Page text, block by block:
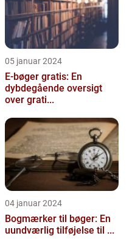
05 januar 2024
E-bøger gratis: En
dybdegående oversigt
over grati...
04 januar 2024
Bogmærker til bøger: En
uundværlig tilføjelse til ...